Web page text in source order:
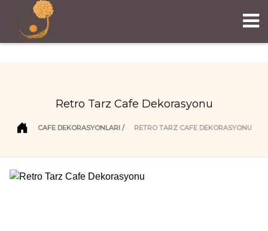
Retro Tarz Cafe Dekorasyonu
CAFE DEKORASYONLARI RETRO TARZ CAFE DEKORASYONU